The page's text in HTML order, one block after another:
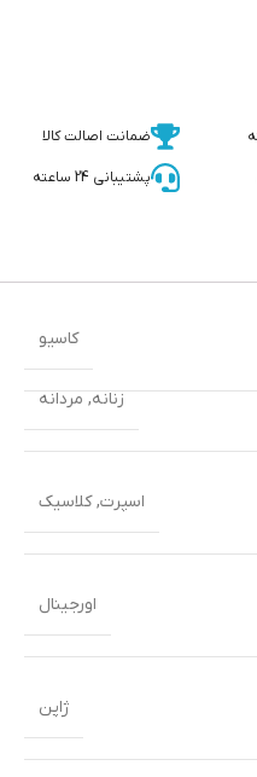
ضمانت اصالت کالا
پشتیبانی 24 ساعته
زنانه,مردانه
اسپرت,کلاسیک
اورجینال
ژاپن
کاسیو